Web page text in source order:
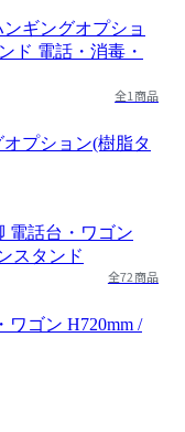
全1商品
プション(樹脂タ
全72商品
ワゴン H720mm /